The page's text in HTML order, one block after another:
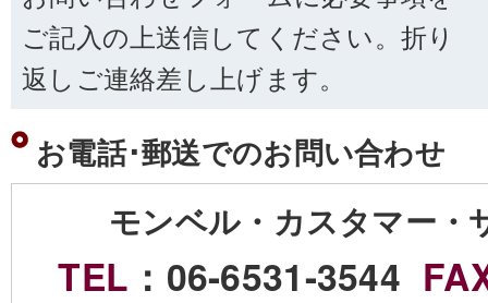
ご記入の上送信してください。折り
返しご連絡差し上げます。
お電話･郵送でのお問い合わせ
モンベル・カスタマー・
TEL ：06-6531-3544